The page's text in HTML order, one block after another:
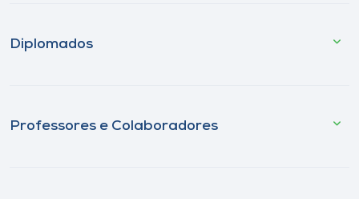
Diplomados
Professores e Colaboradores